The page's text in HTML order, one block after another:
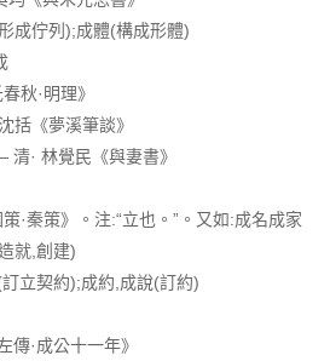
成佇列);成體(構成形體)
秋·明理》
《夢溪筆談》
· 林覺民《與妻書》
秦策》。注:“立也。”。又如:成名成家
就,創建)
立契約);成約,成說(訂約)
·成公十一年》